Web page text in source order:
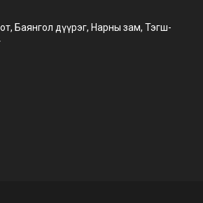
Баянгол дүүрэг, Нарны зам, Тэгш-